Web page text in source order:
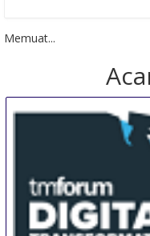
Memuat...